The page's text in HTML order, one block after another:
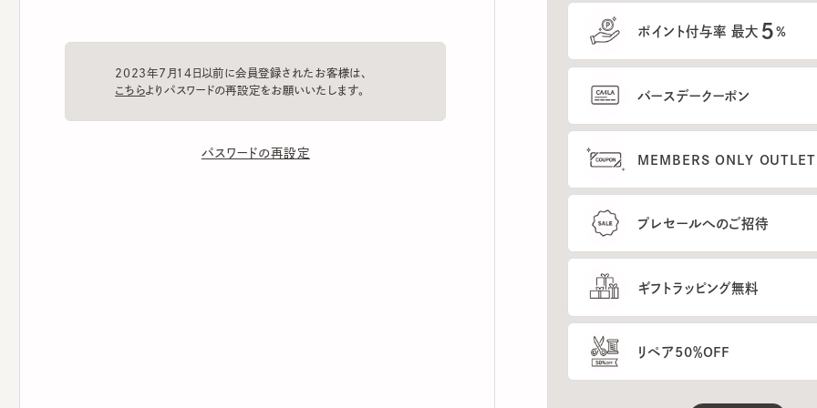
2023年7月14日以前に会員登録されたお客様は、
パスワードの再設定
ポイント付与率 最大 %
バースデークーポン
MEMBERS ONLY OUTLETのご
プレセールへのご招待
ギフトラッピング無料
リペア50％OFF